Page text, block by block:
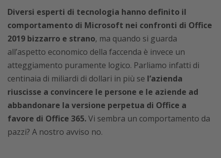
Diversi esperti di tecnologia hanno definito il
comportamento di Microsoft nei confronti di Office
2019 bizzarro e strano, ma quando si guarda
all’aspetto economico della faccenda è invece un
atteggiamento puramente logico. Parliamo infatti di
centinaia di miliardi di dollari in più se l’azienda
riuscisse a convincere le persone e le aziende ad
abbandonare la versione perpetua di Office a
favore di Office 365.Vi sembra un comportamento da
pazzi? A nostro avviso no.